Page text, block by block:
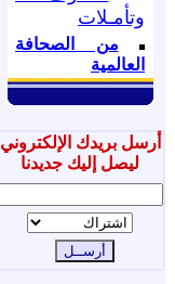
وتأمـلات
من الصحافة
العالمية
أرسل بريدك الإلكتروني
ليصل إليك جديدنا